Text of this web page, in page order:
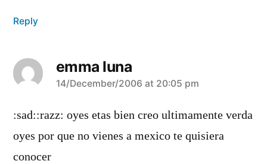
Reply
emma luna
says:
14/December/2006 at 20:05 pm
:sad::razz: oyes etas bien creo ultimamente verda
oyes por que no vienes a mexico te quisiera
conocer